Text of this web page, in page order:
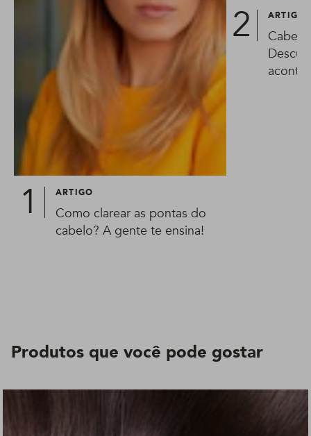
ARTIGO
Como clarear as pontas do
cabelo? A gente te ensina!
ARTIGO
Produtos que você pode gostar